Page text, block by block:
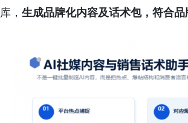
库， 生成品牌化内容及话术包，符合